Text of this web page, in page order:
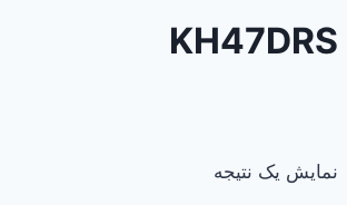
KH47DRS
نمایش یک نتیجه